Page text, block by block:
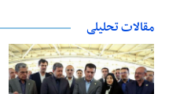
مقالات تحلیلی